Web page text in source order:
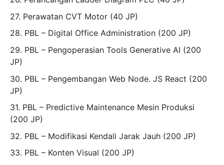
27. Perawatan CVT Motor (40 JP)
28. PBL – Digital Office Administration (200 JP)
29. PBL – Pengoperasian Tools Generative AI (200
JP)
30. PBL – Pengembangan Web Node. JS React (200
JP)
31. PBL – Predictive Maintenance Mesin Produksi
(200 JP)
32. PBL – Modifikasi Kendali Jarak Jauh (200 JP)
33. PBL – Konten Visual (200 JP)